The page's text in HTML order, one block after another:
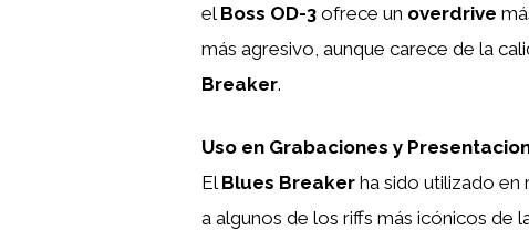
el Boss OD-3 ofrece un overdrive
más agresivo, aunque carece de la
Breaker.
Uso en Grabaciones y
El Blues Breaker ha sido utilizado en
a algunos de los riffs más icónicos de